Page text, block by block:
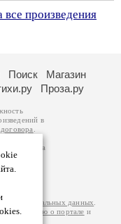
все произведения
Поиск
Магазин
Проза.ру
в
авторам
возможна
за
на
персональных данных
информацию о портале и